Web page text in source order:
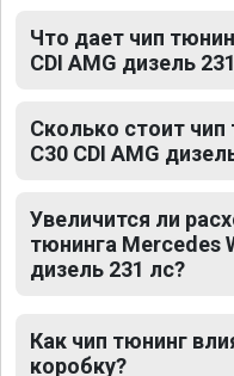
Что дает чип
CDI AMG дизель
Сколько стоит чип
C30 CDI AMG
Увеличится ли
тюнинга Mercedes
дизель 231 лс?
Как чип тюнинг
коробку?